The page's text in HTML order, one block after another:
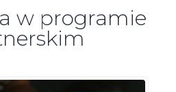
w programie